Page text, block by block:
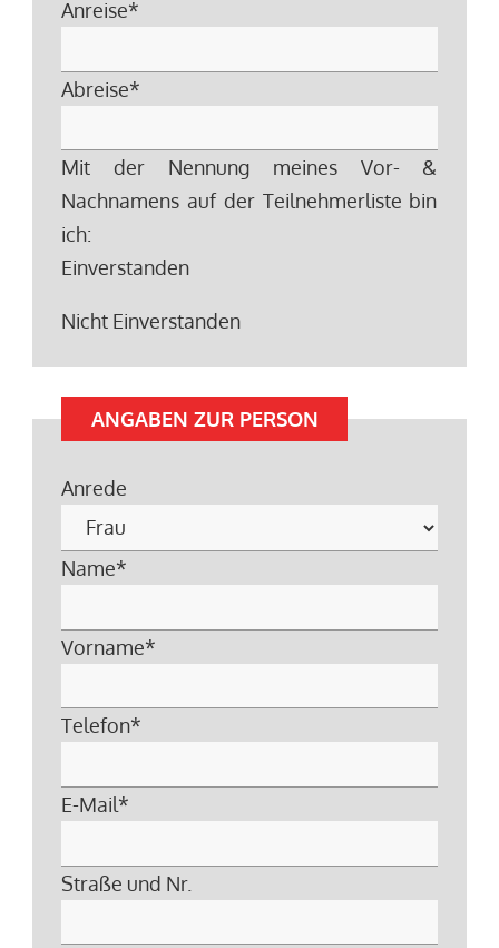
Anreise*
Abreise*
Mit der Nennung meines Vor- &
Nachnamens auf der Teilnehmerliste bin
ich:
Einverstanden
Nicht Einverstanden
ANGABEN ZUR PERSON
Anrede
Name*
Vorname*
Telefon*
E-Mail*
Straße und Nr.